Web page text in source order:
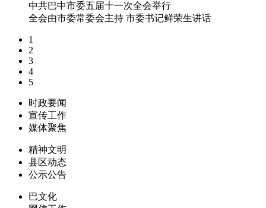
中共巴中市委五届十一次全会举行
全会由市委常委会主持 市委书记鲜荣生讲话
1
2
3
4
5
时政要闻
宣传工作
媒体聚焦
精神文明
县区动态
公示公告
巴文化